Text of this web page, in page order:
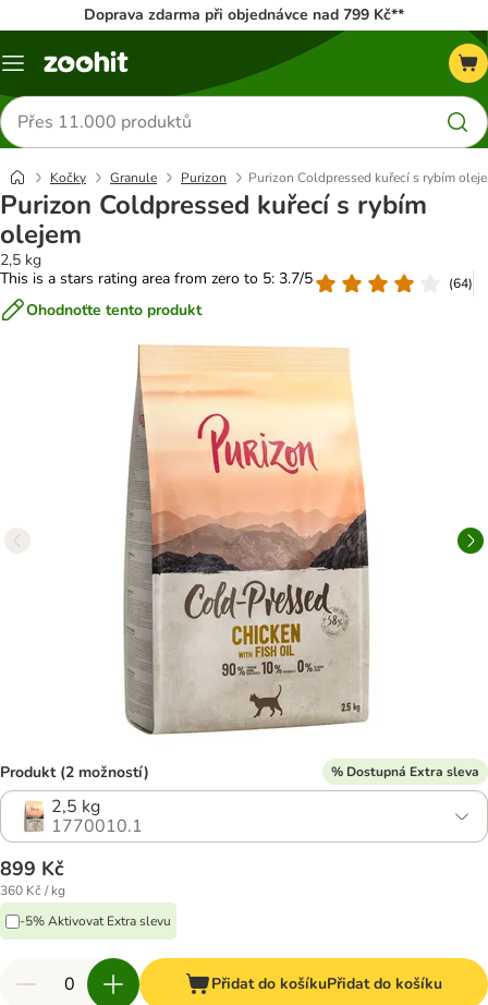
Doprava zdarma při objednávce nad 799 Kč**
Menu
Hledat
produkty
Kočky Granule Purizon Purizon Coldpressed kuřecí s rybím
Purizon Coldpressed kuřecí s rybím
olejem
2,5 kg
This is a stars rating area from zero to 5: 3.7/5
(64)
Ohodnoťte tento produkt
Produkt (2 možností) % Dostupná Extra sleva
2,5 kg
1770010.1
899 Kč
360 Kč / kg
-5% Aktivovat Extra slevu
Přidat do košíkuPřidat do košíku